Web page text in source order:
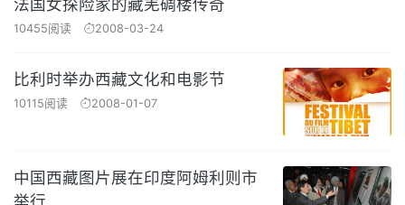
10455阅读 2008-03-24
比利时举办西藏文化和电影节
10115阅读 2008-01-07
中国西藏图片展在印度阿姆利则市
举行